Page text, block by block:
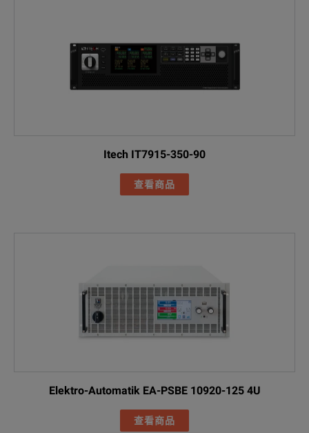
Itech IT7915-350-90
查看商品
Elektro-Automatik EA-PSBE 10920-125 4U
查看商品